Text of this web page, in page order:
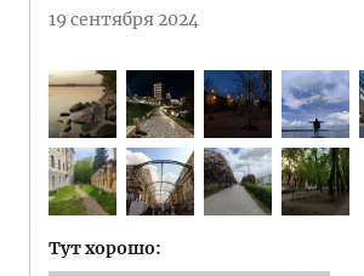
19 сентября 2024
Тут хорошо: